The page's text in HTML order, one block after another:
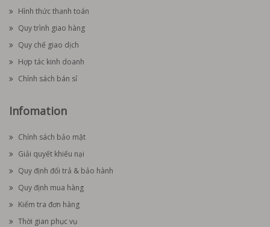
Hình thức thanh toán
Quy trình giao hàng
Quy chế giao dịch
Hợp tác kinh doanh
Chính sách bán sỉ
Infomation
Chính sách bảo mật
Giải quyết khiếu nại
Quy định đổi trả & bảo hành
Quy định mua hàng
Kiểm tra đơn hàng
Thời gian phục vụ